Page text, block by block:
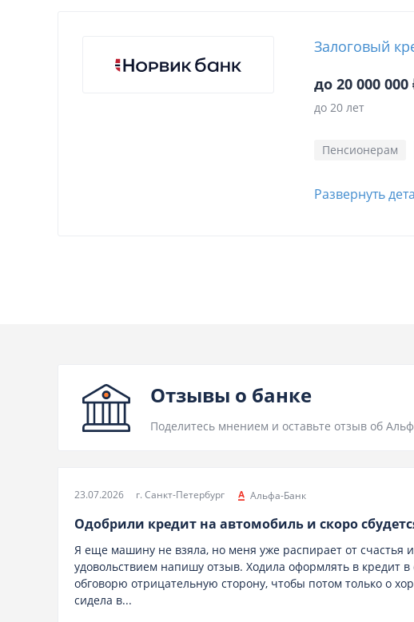
Залоговый
до 20 000 000
до 20 лет
Пенсионерам
Развернуть
Отзывы о банке
Поделитесь мнением и оставьте отзыв об
Альфа-Банк
23.07.2026 г. Санкт-Петербург
Одобрили кредит на автомобиль и скоро
Я еще машину не взяла, но меня уже распирает от счастья
удовольствием напишу отзыв. Ходила оформлять в кредит в
обговорю отрицательную сторону, чтобы потом только о
сидела в...